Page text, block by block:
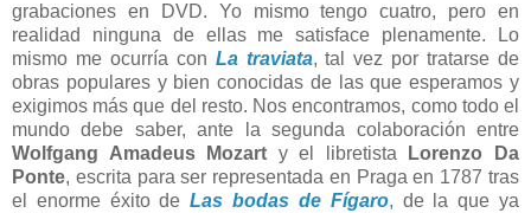
grabaciones en DVD. Yo mismo tengo cuatro, pero en
realidad ninguna de ellas me satisface plenamente. Lo
mismo me ocurría con La traviata, tal vez por tratarse de
obras populares y bien conocidas de las que esperamos y
exigimos más que del resto. Nos encontramos, como todo el
mundo debe saber, ante la segunda colaboración entre
Wolfgang Amadeus Mozart y el libretista
Lorenzo Da
Ponte, escrita para ser representada en Praga en 1787 tras
el enorme éxito deLas bodas de Fígaro, de la que ya